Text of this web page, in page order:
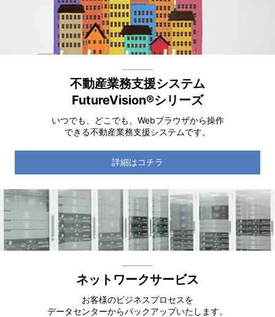
不動産業務支援システム
FutureVision®シリーズ
いつでも、どこでも、Webブラウザから操作
できる不動産業務支援システムです。
詳細はコチラ
ネットワークサービス
お客様のビジネスプロセスを
データセンターからバックアップいたします。